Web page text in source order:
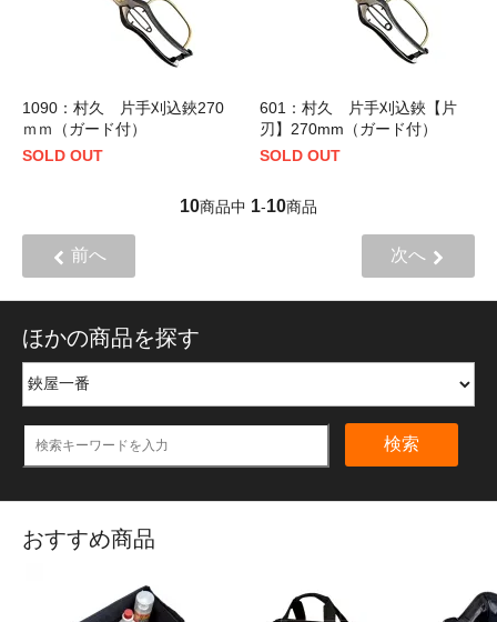
1090：村久 片手刈込鋏270
ｍｍ（ガード付）
SOLD OUT
601：村久 片手刈込鋏【片
刃】270mm（ガード付）
SOLD OUT
10商品中 1-10商品
前へ 次へ
ほかの商品を探す
検索
おすすめ商品